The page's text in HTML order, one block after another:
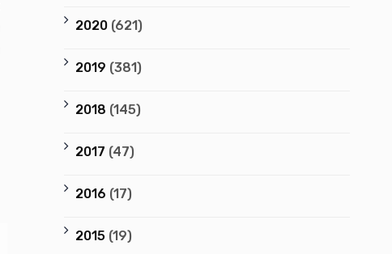
2020(621)
2019 (381)
2018 (145)
2017 (47)
2016 (17)
2015(19)